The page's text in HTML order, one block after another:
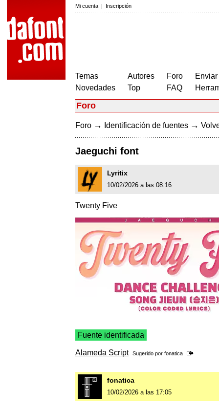
Mi cuenta | Inscripción
Temas
Novedades
Autores
Top
Foro
FAQ
Foro
Foro → Identificación de fuentes →
Jaeguchi font
Lyritix
10/02/2026 a las 08:16
Twenty Five
Fuente identificada
Alameda Script Sugerido por fonatica
fonatica
10/02/2026 a las 17:05